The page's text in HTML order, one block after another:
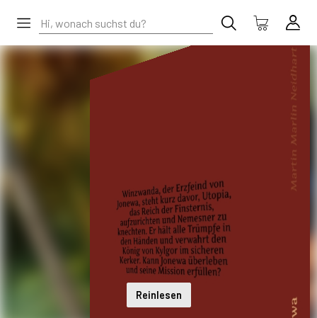
Reinlesen